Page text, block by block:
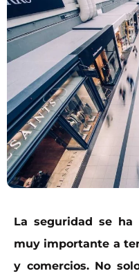
La seguridad se
muy importante a
y comercios. No